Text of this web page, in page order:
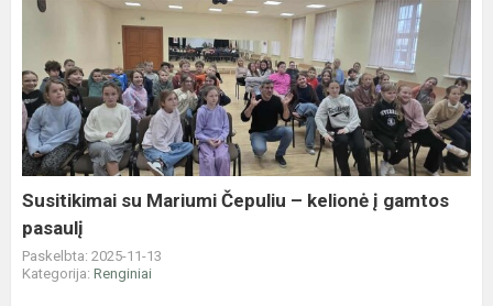
Susitikimai
Mariumi
Čepuliu
–
kelionė
į
gamtos
pasaulį
Susitikimai su Mariumi Čepuliu – kelionė į gamtos
pasaulį
Paskelbta: 2025-11-13
Kategorija: Renginiai